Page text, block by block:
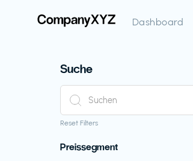
Dashboard
Suche
Reset Filters
Preissegment